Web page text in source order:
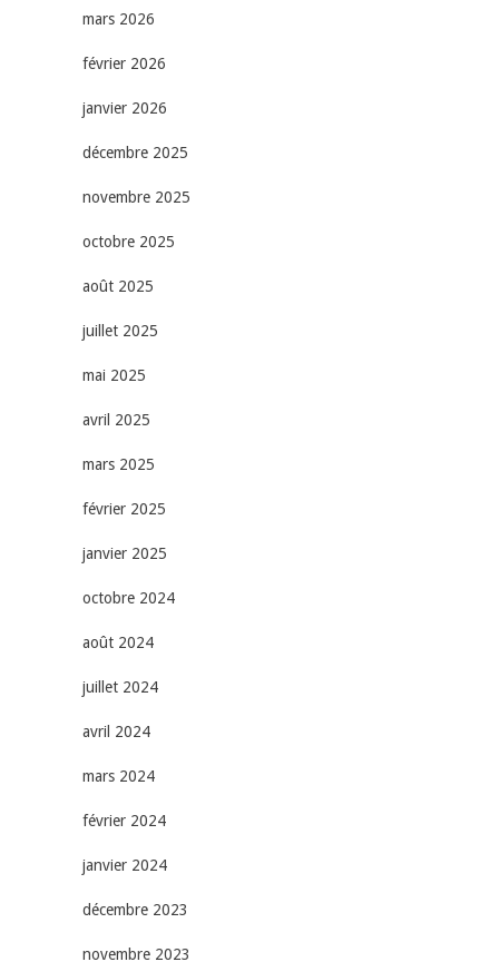
mars 2026
février 2026
janvier 2026
décembre 2025
novembre 2025
octobre 2025
août 2025
juillet 2025
mai 2025
avril 2025
mars 2025
février 2025
janvier 2025
octobre 2024
août 2024
juillet 2024
avril 2024
mars 2024
février 2024
janvier 2024
décembre 2023
novembre 2023